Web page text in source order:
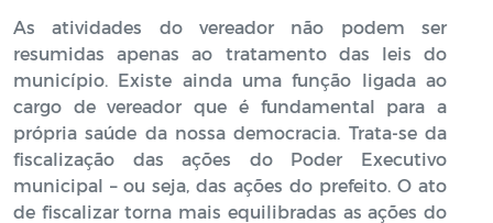
As atividades do vereador não podem ser
resumidas apenas ao tratamento das leis do
município. Existe ainda uma função ligada ao
cargo de vereador que é fundamental para a
própria saúde da nossa democracia. Trata-se da
fiscalização das ações do Poder Executivo
municipal – ou seja, das ações do prefeito. O ato
de fiscalizar torna mais equilibradas as ações do